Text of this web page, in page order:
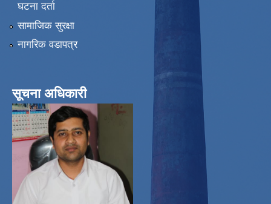
घटना दर्ता
सामाजिक सुरक्षा
नागरिक वडापत्र
सूचना अधिकारी